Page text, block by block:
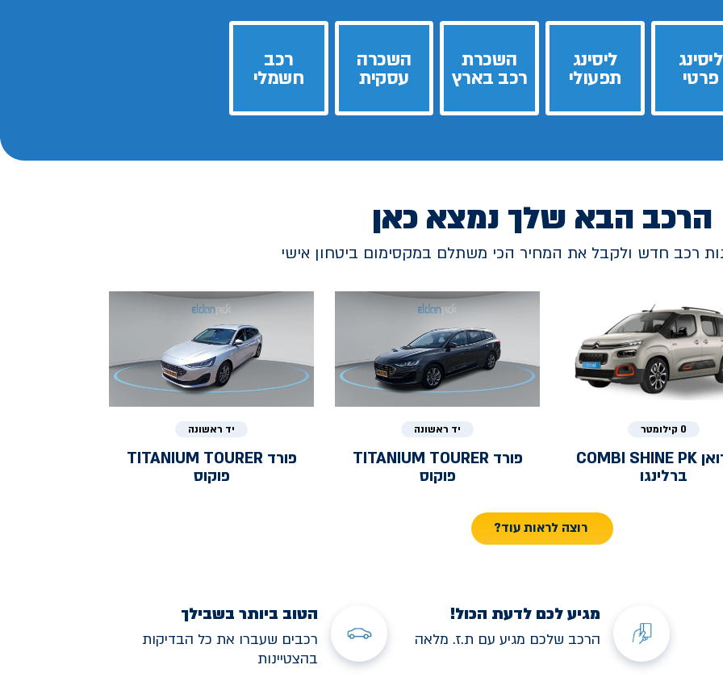
ליסינג
פרטי
ליסינג
תפעולי
השכרת
רכב בארץ
השכרה
עסקית
רכב
חשמלי
הרכב הבא שלך נמצא כאן
רכב חדש ולקבל את המחיר הכי משתלם במקסימום ביטחון אישי
0 קילומטר
COMBI SHINE PK
ברלינגו
יד ראשונה
פורד TITANIUM TOURER
פוקוס
יד ראשונה
פורד TITANIUM TOURER
פוקוס
רוצה לראות עוד?
מגיע לכם לדעת הכול!
הרכב שלכם מגיע עם ת.ז. מלאה
הטוב ביותר בשבילך
רכבים שעברו את כל הבדיקות
בהצטיינות